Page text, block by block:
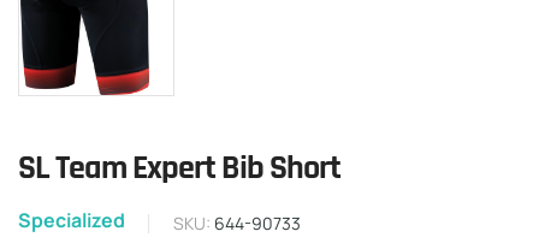
SL Team Expert Bib Short
Specialized SKU: 644-90733